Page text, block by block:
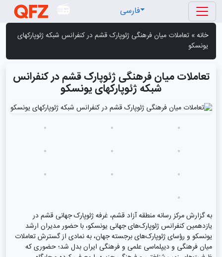
فارسی
خانه» تعاملات میان فرهنگی ژئوپارک قشم در کنفرانس شبکه ژئوپارکهای
یونسکو
تعاملات میان فرهنگی ژئوپارک قشم در کنفرانس
شبکه ژئوپارکهای یونسکو
به گزارش مرکز رسانه منطقه آزاد قشم، غرفه ژئوپارک جهانی قشم در
یازدهمین کنفرانس ژئوپارک‌های جهانی یونسکو، با حضور مدیران ارشد
یونسکو و رؤسای ژئوپارک‌های برجسته جهان، به نمادی از گسترش تعاملات
میان فرهنگی و دیپلماسی علمی و فرهنگی ایران بدل شد؛ حضوری که